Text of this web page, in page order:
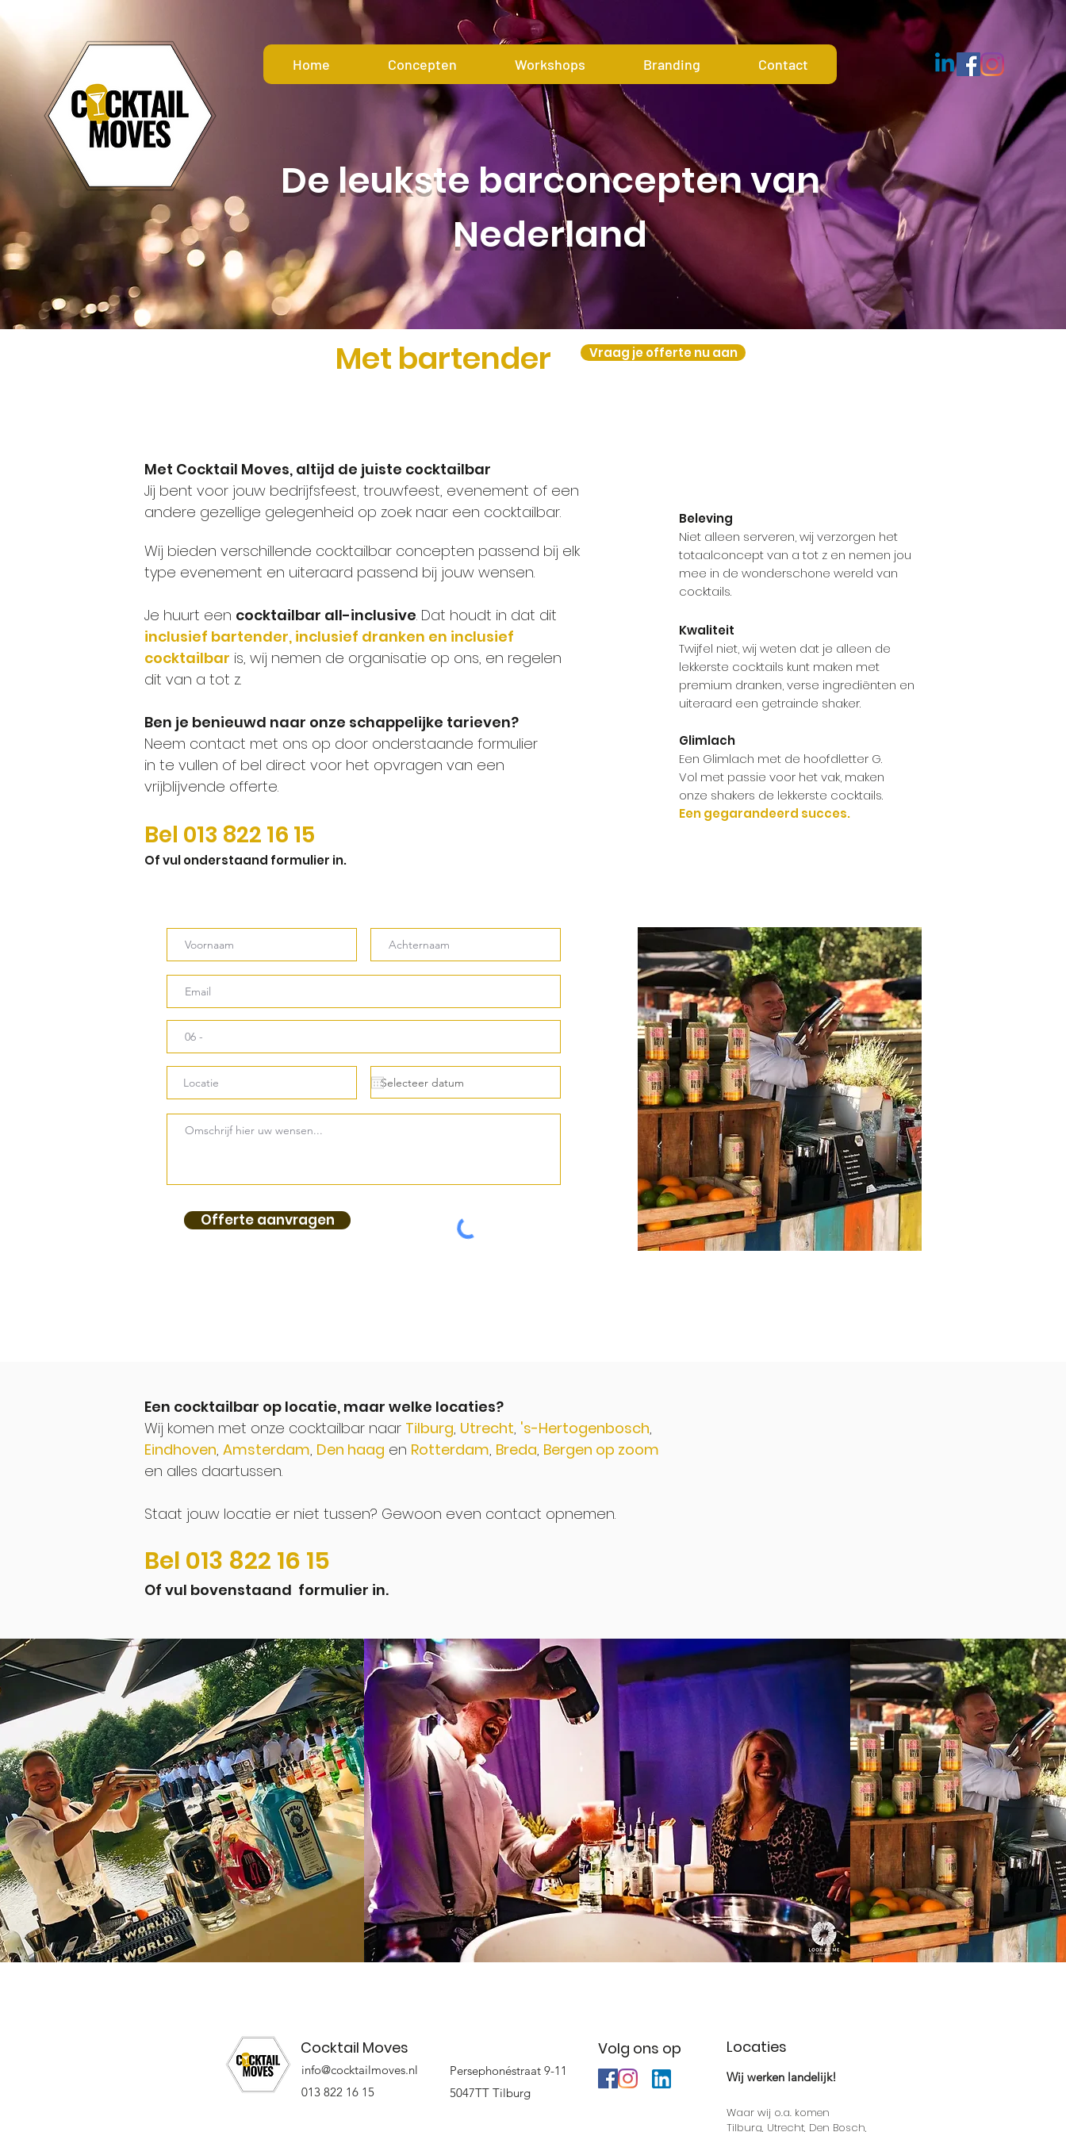
Home Concepten Workshops Branding Contact
De leukste barconcepten van
Nederland
Met bartender Vraag je offerte nu aan
Met Cocktail Moves, altijd de juiste cocktailbar
Jij bent voor jouw bedrijfsfeest, trouwfeest, evenement of een
andere gezellige gelegenheid op zoek naar een cocktailbar.
Wij bieden verschillende cocktailbar concepten passend bij elk
type evenement en uiteraard passend bij jouw wensen.
Je huurt een cocktailbar all-inclusive. Dat houdt in dat dit
inclusief bartender, inclusief dranken en inclusief
cocktailbar is, wij nemen de organisatie op ons, en regelen
dit van a tot z.
Ben je benieuwd naar onze schappelijke tarieven?
Neem contact met ons op door onderstaande formulier
in te vullen of bel direct voor het opvragen van een
vrijblijvende offerte.
Bel 013 822 16 15
Of vul onderstaand formulier in.
Beleving
Niet alleen serveren, wij verzorgen het
totaalconcept van a tot z en nemen jou
mee in de wonderschone wereld van
cocktails.
Kwaliteit
Twijfel niet, wij weten dat je alleen de
lekkerste cocktails kunt maken met
premium dranken, verse ingrediënten en
uiteraard een getrainde shaker.
Glimlach
Een Glimlach met de hoofdletter G.
Vol met passie voor het vak, maken
onze shakers de lekkerste cocktails.
Een gegarandeerd succes.
Offerte aanvragen
Een cocktailbar op locatie, maar welke locaties?
Wij komen met onze cocktailbar naar Tilburg, Utrecht, 's-Hertogenbosch,
Eindhoven, Amsterdam, Den haag en Rotterdam, Breda, Bergen op zoom
en alles daartussen.
Staat jouw locatie er niet tussen? Gewoon even contact opnemen.
Bel 013 822 16 15
Of vul bovenstaand formulier in.
Cocktail Moves
info@cocktailmoves.nl
013 822 16 15
Persephonéstraat 9-11
5047TT Tilburg
Volg ons op Locaties
Wij werken landelijk!
Waar wij o.a. komen
Tilburg, Utrecht, Den Bosch,